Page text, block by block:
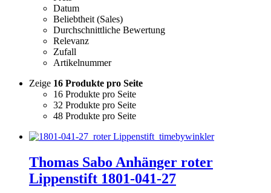
Datum
Beliebtheit (Sales)
Durchschnittliche Bewertung
Relevanz
Zufall
Artikelnummer
Zeige 16 Produkte pro Seite
16 Produkte pro Seite
32 Produkte pro Seite
48 Produkte pro Seite
Thomas Sabo Anhänger roter
Lippenstift 1801-041-27